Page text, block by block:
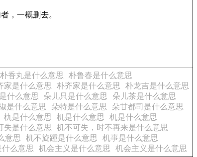
，一概删去。
朴香丸是什么意思
朴鲁春是什么意思
家是什么意思 朴齐家是什么意思
朴龙吉是什么意思
什么意思 朵儿只是什么意思
朵儿茶是什么意思
是什么意思 朵特是什么意思
朵甘都司是什么意思
朹是什么意思 机是什么意思
机是什么意思
失是什么意思
机不可失，时不再来是什么意思
意思 机不旋踵是什么意思
机事是什么意思
么意思 机会主义是什么意思 机会主义是什么意思